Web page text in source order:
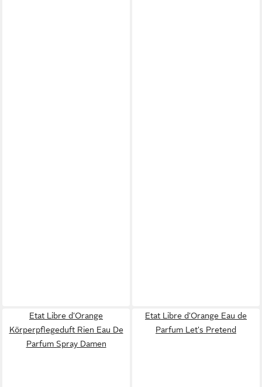
Etat Libre d'Orange
Körperpflegeduft Rien Eau De
Parfum Spray Damen
Etat Libre d'Orange Eau de
Parfum Let's Pretend